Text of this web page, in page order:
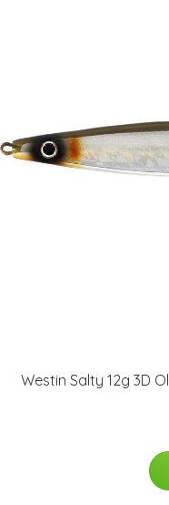
Westin Salty 12g 3D